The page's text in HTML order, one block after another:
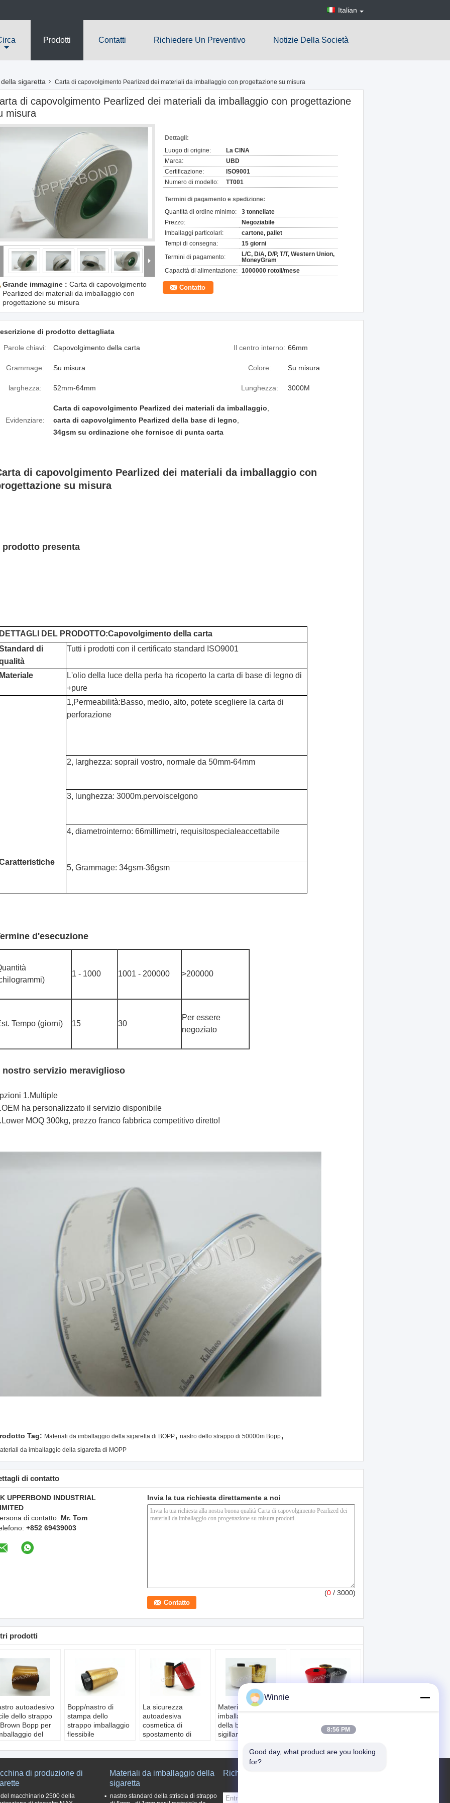
Italian
Prodotti Contatti Richiedere Un Preventivo Notizie Della Società
sigaretta Carta di capovolgimento Pearlized dei materiali da imballaggio con progettazione su misura
di capovolgimento Pearlized dei materiali da imballaggio con progettazione
misura
Grande immagine : Carta di capovolgimento
Pearlized dei materiali da imballaggio con
progettazione su misura
Dettagli:
Luogo di origine:
La CINA
Marca:
UBD
Certificazione:
ISO9001
Numero di modello:
TT001
Termini di pagamento e spedizione:
Quantità di ordine minimo:
3 tonnellate
Prezzo:
Negoziabile
Imballaggi particolari:
cartone, pallet
Tempi di consegna:
15 giorni
Termini di pagamento:
L/C, D/A, D/P, T/T, Western Union,
MoneyGram
Capacità di alimentazione: 1000000 rotoli/mese
Contatto
di prodotto dettagliata
Parole chiavi:
Capovolgimento della carta Il centro interno: 66mm
Grammage: Su misura Colore: Su misura
larghezza: 52mm-64mm Lunghezza: 3000M
Evidenziare:
Carta di capovolgimento Pearlized dei materiali da imballaggio
carta di capovolgimento Pearlized della base di legno
34gsm su ordinazione che fornisce di punta carta
di capovolgimento Pearlized dei materiali da imballaggio con
su misura
prodotto presenta
DETTAGLI DEL PRODOTTO:Capovolgimento della carta
di
Tutti i prodotti con il certificato standard ISO9001
Materiale
L'olio della luce della perla ha ricoperto la carta di base di legno di
+pure
1,Permeabilità:Basso, medio, alto, potete scegliere la carta di
perforazione
2, larghezza: soprail vostro, normale da 50mm-64mm
3, lunghezza: 3000m.pervoiscelgono
4, diametrointerno: 66millimetri, requisitospecialeaccettabile
5, Grammage: 34gsm-36gsm
d'esecuzione
1 - 1000 1001 - 200000 >200000
Tempo (giorni) 15 30
Per essere
negoziato
nostro servizio meraviglioso
1.Multiple
ha personalizzato il servizio disponibile
MOQ 300kg, prezzo franco fabbrica competitivo diretto!
Tag: Materiali da imballaggio della sigaretta di BOPP, nastro dello strappo di 50000m Bopp,
da imballaggio della sigaretta di MOPP
di contatto
UPPERBOND INDUSTRIAL
di contatto: Mr. Tom
+852 69439003
Invia la tua richiesta direttamente a noi
(0 / 3000)
prodotti
autoadesivo
dello strappo
Bopp per
del
MOPP
apra
5000
Bopp/nastro di
stampa dello
strappo imballaggio
flessibile
DOMESTICO per il
Uso:
Tè/Packgage
BOPP/ANIMALE
La sicurezza
autoadesiva
cosmetica di
spostamento di
medicina lacera il
Materiale:
Colore:Qualsiasi
Materiali da
imballaggio BOPP
della borsa di
sigillamento dello
sigaretta sensibile
alla pressione del
nastro
Tipo adesivo:
2mm del nastro
aperto facile su
dello strappo
di produzione di
macchinario 2500 della
Materiali da imballaggio della
sigaretta
nastro standard della striscia di strappo
Richiedere un preventivo
Winnie
8:56 PM
Good day, what product are you looking
for?